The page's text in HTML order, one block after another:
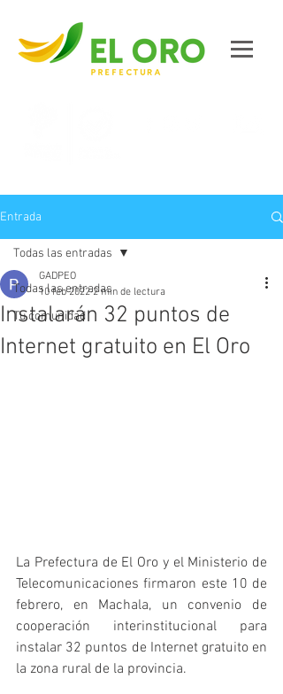
Entrada
Todas las entradas
Tu comunidad
Todas las entradas
Instalarán 32 puntos de
Internet gratuito en El Oro
GADPEO
10 feb 2022 2 min de lectura
La Prefectura de El Oro y el Ministerio de
Telecomunicaciones firmaron este 10 de
febrero, en Machala, un convenio de
cooperación interinstitucional para
instalar 32 puntos de Internet gratuito en
la zona rural de la provincia.